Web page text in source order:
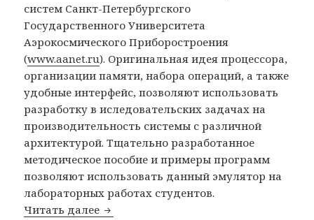
систем Санкт-Петербургского
Государственного Университета
Аэрокосмического Приборостроения
(www.aanet.ru). Оригинальная идея процессора,
организации памяти, набора операций, а также
удобные интерфейс, позволяют использовать
разработку в иследовательских задачах на
производительность системы с различной
архитектурой. Тщательно разработанное
методическое пособие и примеры программ
позволяют использовать данный эмулятор на
лабораторных работах студентов.
Читать далее Эмулятор стекового процессора FRISC